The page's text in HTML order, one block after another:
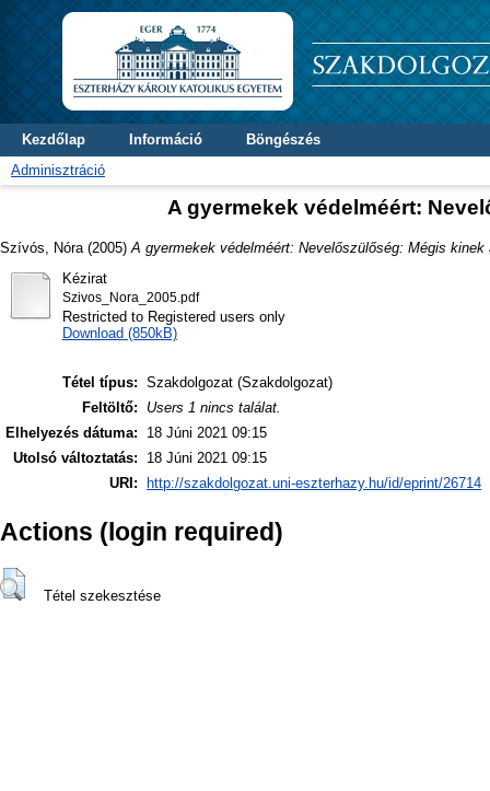
Kezdőlap Információ
Böngészés
Adminisztráció
A gyermekek védelméért:
Szívós, Nóra (2005) A gyermekek védelméért: Nevelőszülőség: Mégis kinek
Kézirat
Szivos_Nora_2005.pdf
Restricted to Registered users only
Download (850kB)
Tétel típus: Szakdolgozat (Szakdolgozat)
Feltöltő:
Users 1 nincs találat.
Elhelyezés dátuma:
18 Júni 2021 09:15
Utolsó változtatás:
18 Júni 2021 09:15
URI:
http://szakdolgozat.uni-eszterhazy.hu/id/eprint/26714
Actions (login required)
Tétel szekesztése